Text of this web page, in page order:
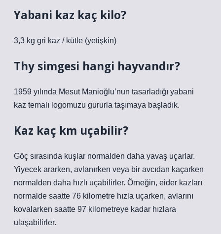
Yabani kaz kaç kilo?
3,3 kg gri kaz / kütle (yetişkin)
Thy simgesi hangi hayvandır?
1959 yılında Mesut Manioğlu’nun tasarladığı yabani
kaz temalı logomuzu gururla taşımaya başladık.
Kaz kaç km uçabilir?
Göç sırasında kuşlar normalden daha yavaş uçarlar.
Yiyecek ararken, avlanırken veya bir avcıdan kaçarken
normalden daha hızlı uçabilirler. Örneğin, eider kazları
normalde saatte 76 kilometre hızla uçarken, avlarını
kovalarken saatte 97 kilometreye kadar hızlara
ulaşabilirler.